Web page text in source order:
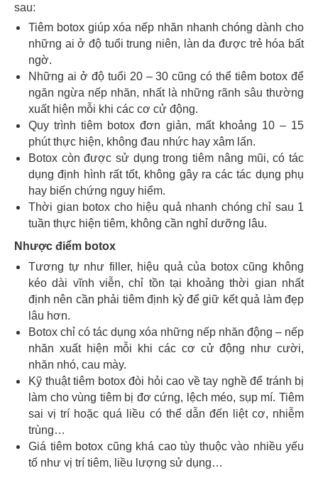
sau:
Tiêm botox giúp xóa nếp nhăn nhanh chóng dành cho
những ai ở độ tuổi trung niên, làn da được trẻ hóa bất
ngờ.
Những ai ở độ tuổi 20 – 30 cũng có thể tiêm botox để
ngăn ngừa nếp nhăn, nhất là những rãnh sâu thường
xuất hiện mỗi khi các cơ cử động.
Quy trình tiêm botox đơn giản, mất khoảng 10 – 15
phút thực hiện, không đau nhức hay xâm lấn.
Botox còn được sử dụng trong tiêm nâng mũi, có tác
dụng định hình rất tốt, không gây ra các tác dụng phụ
hay biến chứng nguy hiểm.
Thời gian botox cho hiệu quả nhanh chóng chỉ sau 1
tuần thực hiện tiêm, không cần nghỉ dưỡng lâu.
Nhược điểm botox
Tương tự như filler, hiệu quả của botox cũng không
kéo dài vĩnh viễn, chỉ tồn tại khoảng thời gian nhất
định nên cần phải tiêm định kỳ để giữ kết quả làm đẹp
lâu hơn.
Botox chỉ có tác dụng xóa những nếp nhăn động – nếp
nhăn xuất hiện mỗi khi các cơ cử động như cười,
nhăn nhó, cau mày.
Kỹ thuật tiêm botox đòi hỏi cao về tay nghề để tránh bị
làm cho vùng tiêm bị đơ cứng, lệch méo, sụp mí. Tiêm
sai vị trí hoặc quá liều có thể dẫn đến liệt cơ, nhiễm
trùng…
Giá tiêm botox cũng khá cao tùy thuộc vào nhiều yếu
tố như vị trí tiêm, liều lượng sử dụng…